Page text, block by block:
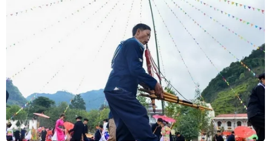
Áp thấp nhiệt đới trên vịnh Bắc Bộ sẽ
gây ảnh hưởng thế nào tới Việt Nam?
07/08/2026 14:38
Cảnh sát giao thông triển khai chiến
dịch nâng cao kỹ năng lái xe môtô, xe